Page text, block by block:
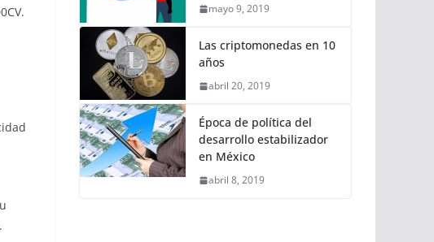
mayo 9, 2019
Las criptomonedas en 10
años
abril 20, 2019
Época de política del
desarrollo estabilizador
en México
abril 8, 2019